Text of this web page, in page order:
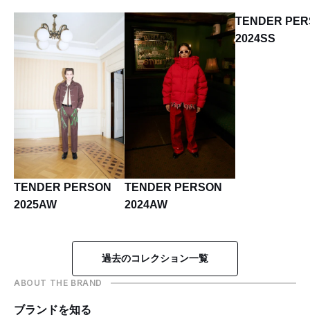
TENDER PERSON
2025AW
TENDER PERSON
2024AW
TENDER
2024SS
過去のコレクション一覧
ABOUT THE BRAND
ブランドを知る